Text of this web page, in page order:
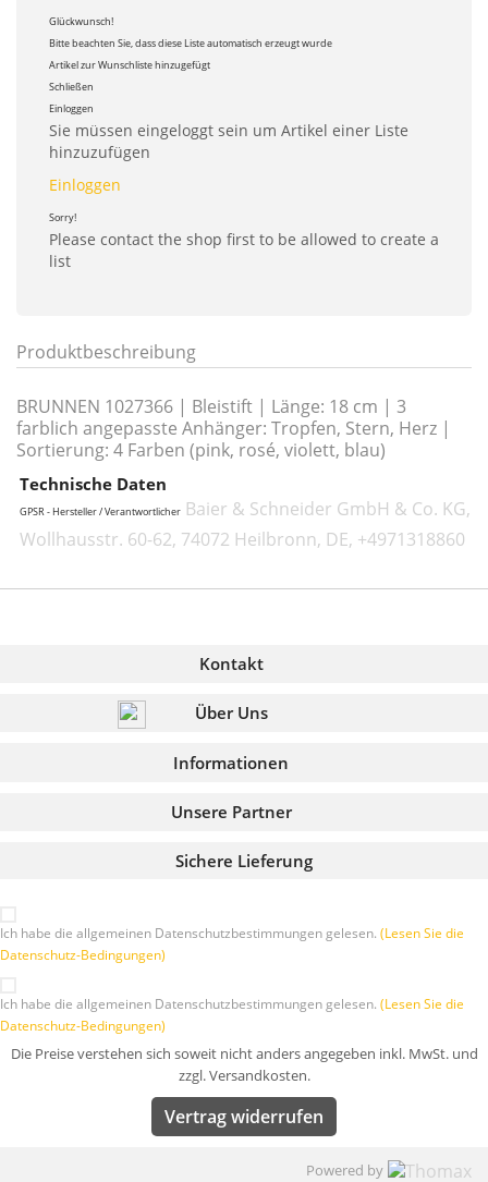
Glückwunsch!
Bitte beachten Sie, dass diese Liste automatisch erzeugt wurde
Artikel zur Wunschliste hinzugefügt
Schließen
Einloggen
Sie müssen eingeloggt sein um Artikel einer Liste
hinzuzufügen
Einloggen
Sorry!
Please contact the shop first to be allowed to create a
list
Produktbeschreibung
BRUNNEN 1027366 | Bleistift | Länge: 18 cm | 3
farblich angepasste Anhänger: Tropfen, Stern, Herz |
Sortierung: 4 Farben (pink, rosé, violett, blau)
Technische Daten
GPSR - Hersteller / Verantwortlicher Baier & Schneider GmbH & Co. KG,
Wollhausstr. 60-62, 74072 Heilbronn, DE, +4971318860
Kontakt
Über Uns
Informationen
Sichere Lieferung
Unsere Partner
Ich habe die allgemeinen Datenschutzbestimmungen gelesen. (Lesen Sie die
Datenschutz-Bedingungen)
Ich habe die allgemeinen Datenschutzbestimmungen gelesen. (Lesen Sie die
Datenschutz-Bedingungen)
Die Preise verstehen sich soweit nicht anders angegeben inkl. MwSt. und
zzgl. Versandkosten.
Vertrag widerrufen
Powered by